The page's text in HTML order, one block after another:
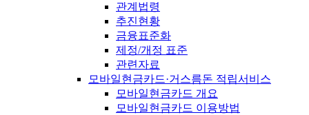
관계법령
추진현황
금융표준화
제정/개정 표준
관련자료
모바일현금카드·거스름돈 적립서비스
모바일현금카드 개요
모바일현금카드 이용방법